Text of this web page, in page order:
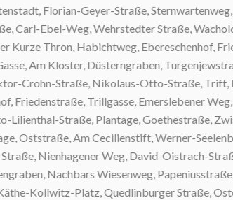
Florian-Geyer-Straße, Sternwartenweg,
Ebel-Weg, Wehrstedter Straße,
Thron, Habichtweg, Ebereschenhof,
Am Kloster, Düsterngraben,
Straße, Nikolaus-Otto-Straße, Trift,
Trillgasse, Emerslebener Weg,
Straße, Plantage, Goethestraße,
Am Cecilienstift, Werner-
Nienhagener Weg, David-Oistrach-Straße,
Nachbars Wiesenweg, Papeniusstraße,
Kollwitz-Platz, Quedlinburger Straße,